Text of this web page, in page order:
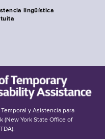
lingüística
y Asistencia para
(New York State Office of